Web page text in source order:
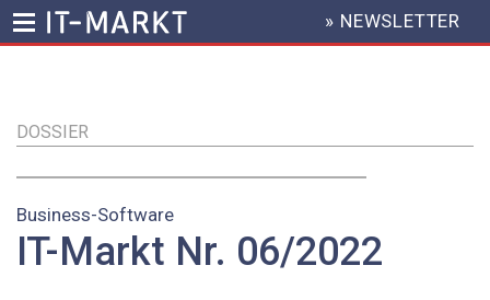
Inhalt
HEADER
MENU
» NEWSLETTER
DOSSIER
Business-Software
IT-Markt Nr. 06/2022